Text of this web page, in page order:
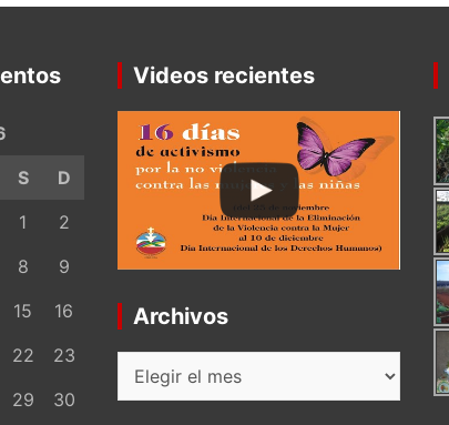
S
D
1
2
8
9
15
16
22
23
29
30
Videos recientes
Archivos
Archivos